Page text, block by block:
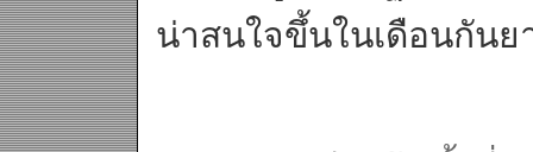
น่าสนใจขึ้นในเดือนกัน